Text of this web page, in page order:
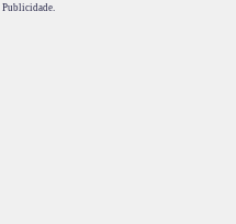
Publicidade.